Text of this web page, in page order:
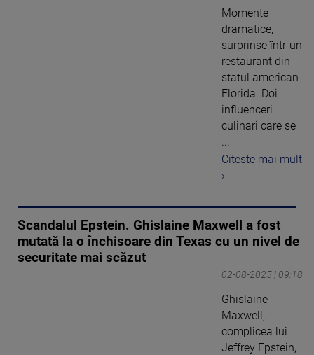
Momente
dramatice,
surprinse într-un
restaurant din
statul american
Florida. Doi
influenceri
culinari care se
...
Citeste mai mult
›
Scandalul Epstein. Ghislaine Maxwell a fost
mutată la o închisoare din Texas cu un nivel de
securitate mai scăzut
02-08-2025 | 09:18
Ghislaine
Maxwell,
complicea lui
Jeffrey Epstein,